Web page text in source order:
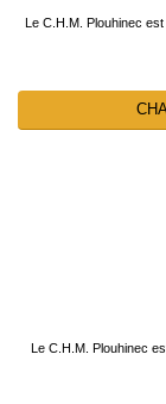
Le C.H.M. Plouhinec
Le C.H.M. Plouhinec